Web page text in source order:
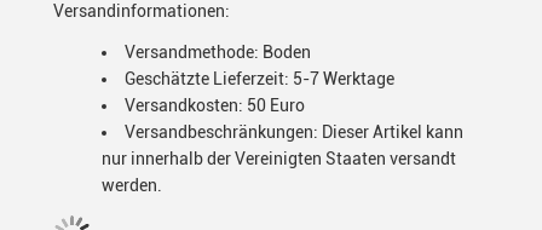
Versandinformationen:
Versandmethode: Boden
Geschätzte Lieferzeit: 5-7 Werktage
Versandkosten: 50 Euro
Versandbeschränkungen: Dieser Artikel kann
nur innerhalb der Vereinigten Staaten versandt
werden.